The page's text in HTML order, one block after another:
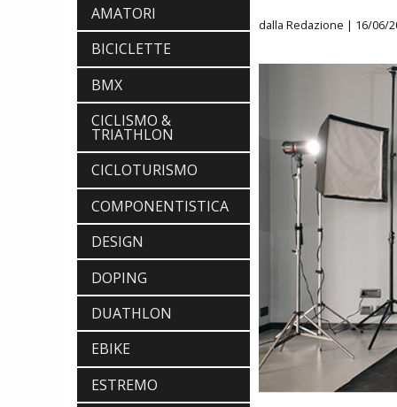
AMATORI
BICICLETTE
BMX
CICLISMO &
TRIATHLON
CICLOTURISMO
COMPONENTISTICA
DESIGN
DOPING
DUATHLON
EBIKE
ESTREMO
dalla Redazione | 16/06/